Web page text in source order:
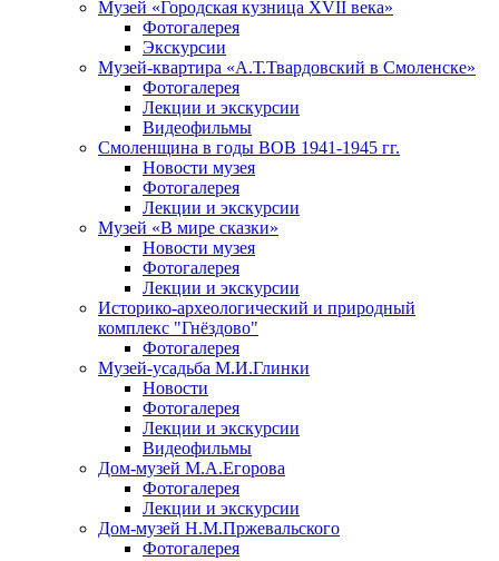
Музей «Городская кузница XVII века»
Фотогалерея
Экскурсии
Музей-квартира «А.Т.Твардовский в Смоленске»
Фотогалерея
Лекции и экскурсии
Видеофильмы
Смоленщина в годы ВОВ 1941-1945 гг.
Новости музея
Фотогалерея
Лекции и экскурсии
Музей «В мире сказки»
Новости музея
Фотогалерея
Лекции и экскурсии
Историко-археологический и природный
комплекс "Гнёздово"
Фотогалерея
Музей-усадьба М.И.Глинки
Новости
Фотогалерея
Лекции и экскурсии
Видеофильмы
Дом-музей М.А.Егорова
Фотогалерея
Лекции и экскурсии
Дом-музей Н.М.Пржевальского
Фотогалерея